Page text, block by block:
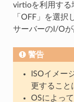
virtioを利用する
「OFF」を選
サーバーのI/Oが
警告
ISOイメー
更すること
OSによっ